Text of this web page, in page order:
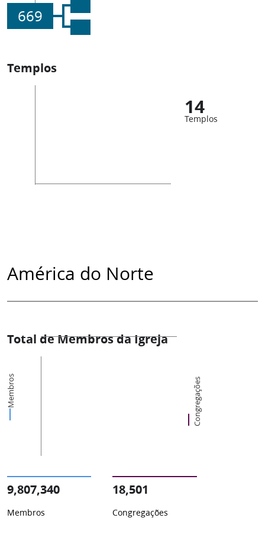
669
Templos
14
Templos
América do Norte
Total de Membros da Igreja
Membros Congregações
9,807,340
Membros
18,501
Congregações